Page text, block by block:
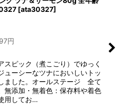
[ata30327]
円
スピック（煮こごり）でゆっく
ューシーなツナにおいしいトッ
ました。オールステージ 全て
無添加・無着色：保存料や着色
用してお…